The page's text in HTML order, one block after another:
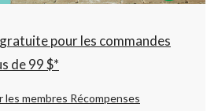
pour les commandes
de 99 $*
membres Récompenses